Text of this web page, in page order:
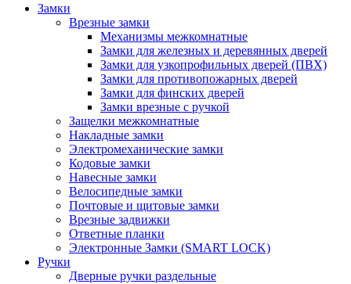
Замки
Врезные замки
Механизмы межкомнатные
Замки для железных и деревянных дверей
Замки для узкопрофильных дверей (ПВХ)
Замки для противопожарных дверей
Замки для финских дверей
Замки врезные с ручкой
Защелки межкомнатные
Накладные замки
Электромеханические замки
Кодовые замки
Навесные замки
Велосипедные замки
Почтовые и щитовые замки
Врезные задвижки
Ответные планки
Электронные Замки (SMART LOCK)
Ручки
Дверные ручки раздельные